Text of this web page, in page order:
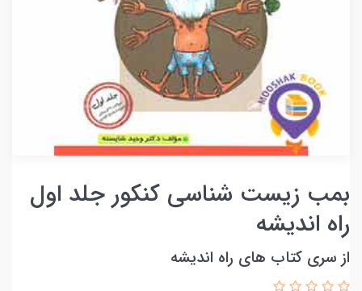
بمب زیست شناسی کنکور جلد اول
راه اندیشه
از سری کتاب های راه اندیشه